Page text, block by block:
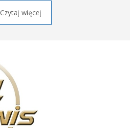
Czytaj więcej